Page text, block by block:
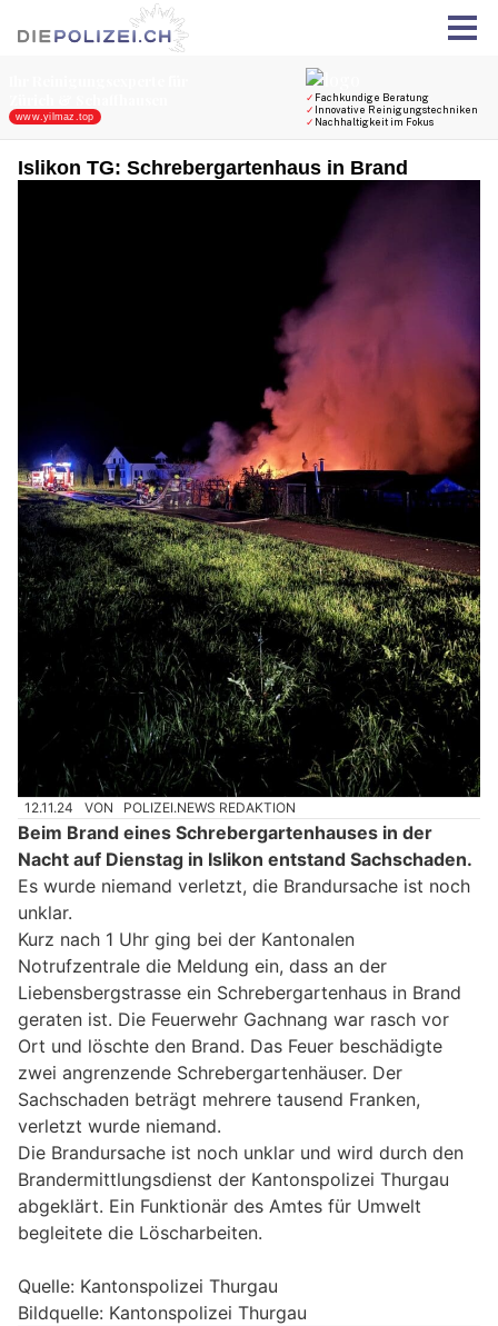
Islikon TG: Schrebergartenhaus in Brand
12.11.24 VON POLIZEI.NEWS REDAKTION
Beim Brand eines Schrebergartenhauses in der
Nacht auf Dienstag in Islikon entstand Sachschaden.
Es wurde niemand verletzt, die Brandursache ist noch
unklar.
Kurz nach 1 Uhr ging bei der Kantonalen
Notrufzentrale die Meldung ein, dass an der
Liebensbergstrasse ein Schrebergartenhaus in Brand
geraten ist. Die Feuerwehr Gachnang war rasch vor
Ort und löschte den Brand. Das Feuer beschädigte
zwei angrenzende Schrebergartenhäuser. Der
Sachschaden beträgt mehrere tausend Franken,
verletzt wurde niemand.
Die Brandursache ist noch unklar und wird durch den
Brandermittlungsdienst der Kantonspolizei Thurgau
abgeklärt. Ein Funktionär des Amtes für Umwelt
begleitete die Löscharbeiten.
Quelle: Kantonspolizei Thurgau
Bildquelle: Kantonspolizei Thurgau